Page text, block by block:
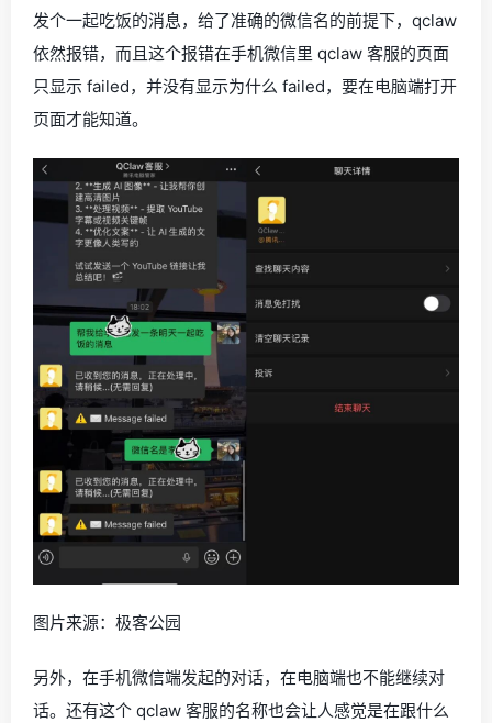
发个一起吃饭的消息，给了准确的微信名的前提下，qclaw
依然报错，而且这个报错在手机微信里 qclaw 客服的页面
只显示 failed，并没有显示为什么 failed，要在电脑端打开
页面才能知道。
图片来源：极客公园
另外，在手机微信端发起的对话，在电脑端也不能继续对
话。还有这个 qclaw 客服的名称也会让人感觉是在跟什么